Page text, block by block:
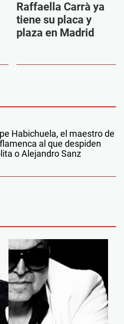
Raffaella Carrà ya
tiene su placa y
plaza en Madrid
Habichuela, el maestro de
al que despiden
o Alejandro Sanz